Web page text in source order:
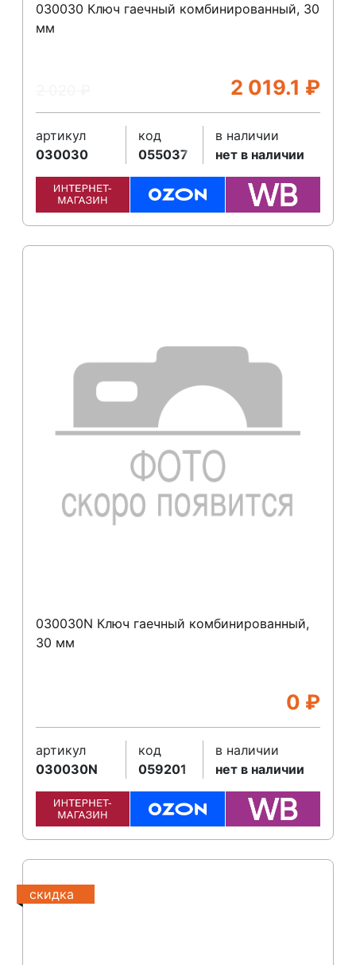
030030 Ключ гаечный комбинированный, 30
мм
2 019.1 ₽
артикул
030030
код
055037
в наличии
нет в наличии
030030N Ключ гаечный комбинированный,
30 мм
0 ₽
артикул
030030N
код
059201
в наличии
нет в наличии
скидка